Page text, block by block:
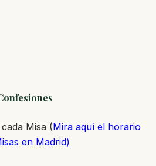
Misa (Mira aquí el horario
en Madrid)